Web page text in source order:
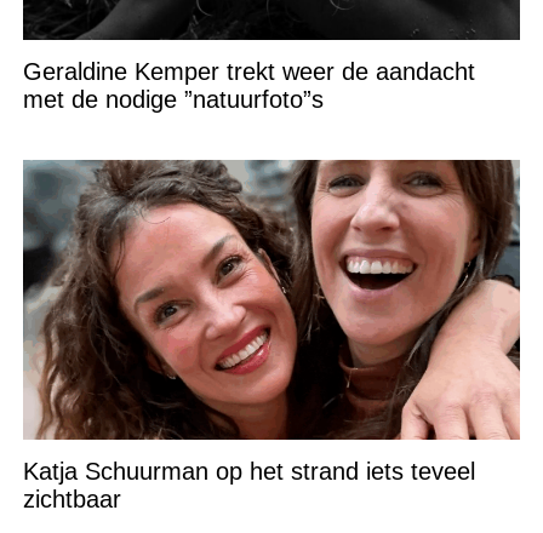
Geraldine Kemper trekt weer de aandacht
met de nodige ”natuurfoto”s
Katja Schuurman op het strand iets teveel
zichtbaar